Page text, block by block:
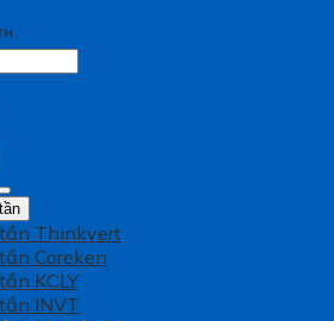
Thinkvert
Coreken
KCLY
INVT